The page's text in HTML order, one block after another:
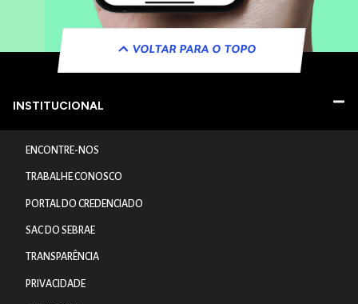
VOLTAR PARA O TOPO
INSTITUCIONAL
ENCONTRE-NOS
TRABALHE CONOSCO
PORTAL DO CREDENCIADO
SAC DO SEBRAE
TRANSPARÊNCIA
PRIVACIDADE